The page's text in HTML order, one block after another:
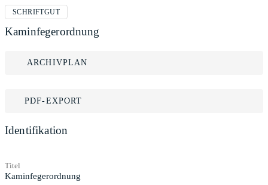
SCHRIFTGUT
Kaminfegerordnung
ARCHIVPLAN
PDF-EXPORT
Identifikation
Titel
Kaminfegerordnung